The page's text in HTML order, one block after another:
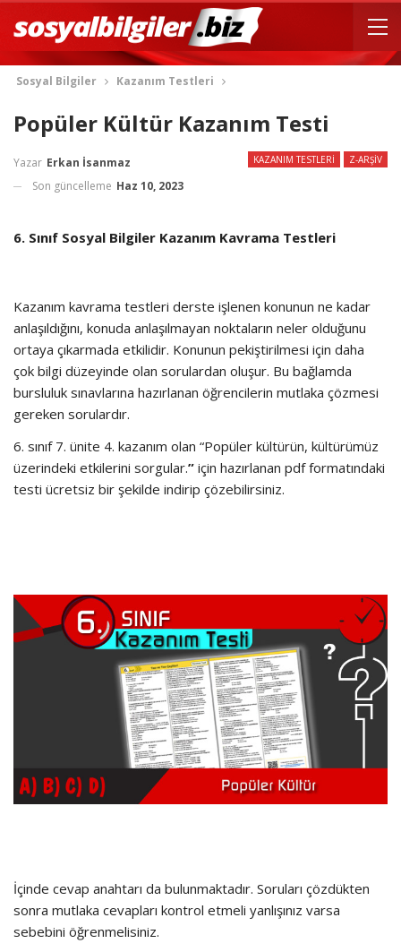
Sosyal Bilgiler Kazanım Testleri
Popüler Kültür Kazanım Testi
KAZANIM TESTLERI Z-ARŞIV
Yazar Erkan İsanmaz
Son güncelleme Haz 10, 2023
6. Sınıf Sosyal Bilgiler Kazanım Kavrama Testleri
Kazanım kavrama testleri derste işlenen konunun ne kadar
anlaşıldığını, konuda anlaşılmayan noktaların neler olduğunu
ortaya çıkarmada etkilidir. Konunun pekiştirilmesi için daha
çok bilgi düzeyinde olan sorulardan oluşur. Bu bağlamda
bursluluk sınavlarına hazırlanan öğrencilerin mutlaka çözmesi
gereken sorulardır.
6. sınıf 7. ünite 4. kazanım olan “Popüler kültürün, kültürümüz
üzerindeki etkilerini sorgular.” için hazırlanan pdf formatındaki
testi ücretsiz bir şekilde indirip çözebilirsiniz.
İçinde cevap anahtarı da bulunmaktadır. Soruları çözdükten
sonra mutlaka cevapları kontrol etmeli yanlışınız varsa
sebebini öğrenmelisiniz.